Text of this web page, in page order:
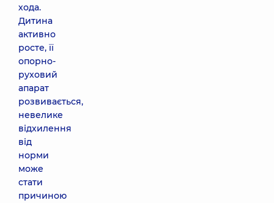
хода.
Дитина
активно
росте, її
опорно-
руховий
апарат
розвивається,
невелике
відхилення
від
норми
може
стати
причиною